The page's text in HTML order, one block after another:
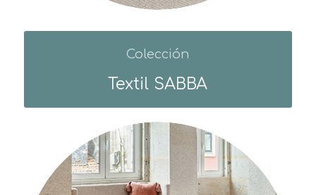
Colección
Textil SABBA